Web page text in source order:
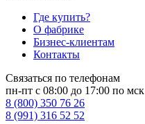
Где купить?
О фабрике
Бизнес-клиентам
Контакты
Связаться по телефонам
пн-пт с 08:00 до 17:00 по мск
8 (800) 350 76 26
8 (991) 316 52 52